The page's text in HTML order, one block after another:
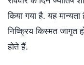
किया गया है. यह
निष्क्रिय किस्मत
होते हैं.